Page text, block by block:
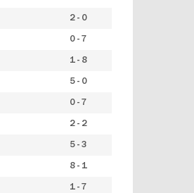
2 - 0
0 - 7
1 - 8
5 - 0
0 - 7
2 - 2
5 - 3
8 - 1
1 - 7